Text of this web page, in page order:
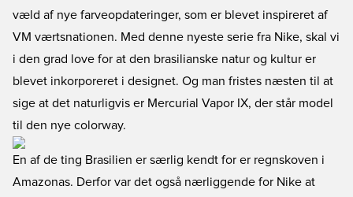
væld af nye farveopdateringer, som er blevet inspireret af
VM værtsnationen. Med denne nyeste serie fra Nike, skal vi
i den grad love for at den brasilianske natur og kultur er
blevet inkorporeret i designet. Og man fristes næsten til at
sige at det naturligvis er Mercurial Vapor IX, der står model
til den nye colorway.
En af de ting Brasilien er særlig kendt for er regnskoven i
Amazonas. Derfor var det også nærliggende for Nike at